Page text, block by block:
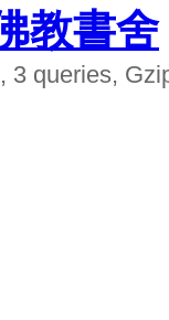
教書舍
3 queries,